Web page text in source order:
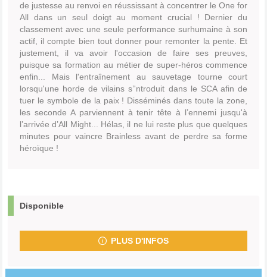
de justesse au renvoi en réussissant à concentrer le One for
All dans un seul doigt au moment crucial ! Dernier du
classement avec une seule performance surhumaine à son
actif, il compte bien tout donner pour remonter la pente. Et
justement, il va avoir l'occasion de faire ses preuves,
puisque sa formation au métier de super-héros commence
enfin... Mais l'entraînement au sauvetage tourne court
lorsqu'une horde de vilains s’'ntroduit dans le SCA afin de
tuer le symbole de la paix ! Disséminés dans toute la zone,
les seconde A parviennent à tenir tête à l’ennemi jusqu'à
l’arrivée d’All Might... Hélas, il ne lui reste plus que quelques
minutes pour vaincre Brainless avant de perdre sa forme
héroïque !
Disponible
PLUS D'INFOS